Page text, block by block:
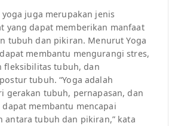
yoga juga merupakan jenis
yang dapat memberikan manfaat
tubuh dan pikiran. Menurut Yoga
membantu mengurangi stres,
fleksibilitas tubuh, dan
tubuh. “Yoga adalah
gerakan tubuh, pernapasan, dan
dapat membantu mencapai
antara tubuh dan pikiran,” kata